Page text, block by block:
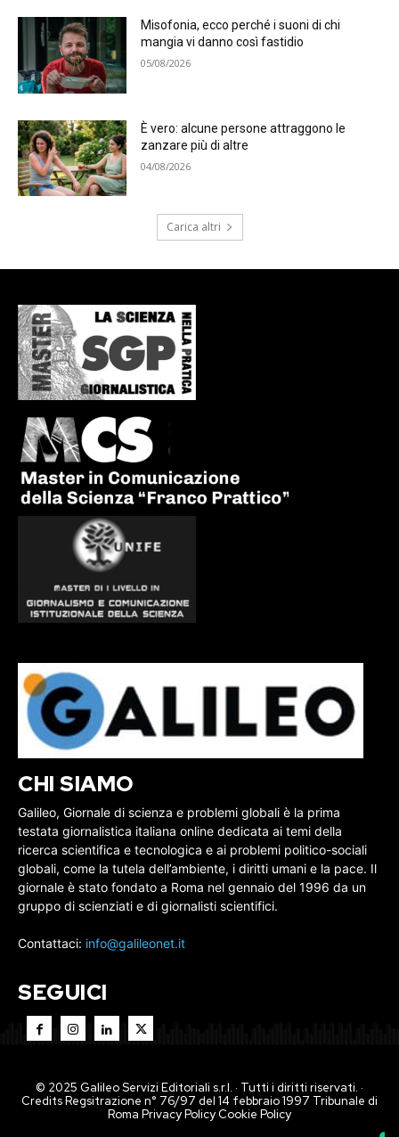
Misofonia, ecco perché i suoni di chi
mangia vi danno così fastidio
05/08/2026
È vero: alcune persone attraggono le
zanzare più di altre
04/08/2026
Carica altri
CHI SIAMO
Galileo, Giornale di scienza e problemi globali è la prima
testata giornalistica italiana online dedicata ai temi della
ricerca scientifica e tecnologica e ai problemi politico-sociali
globali, come la tutela dell’ambiente, i diritti umani e la pace. Il
giornale è stato fondato a Roma nel gennaio del 1996 da un
gruppo di scienziati e di giornalisti scientifici.
Contattaci: info@galileonet.it
SEGUICI
© 2025 Galileo Servizi Editoriali s.r.l. · Tutti i diritti riservati. ·
Credits Regsitrazione n° 76/97 del 14 febbraio 1997 Tribunale di
Roma Privacy PolicyCookie Policy